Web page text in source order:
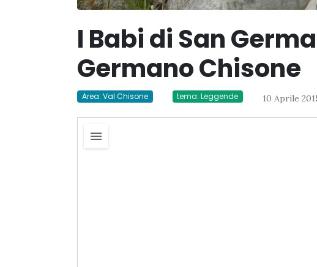
I Babi di San
Germano Chisone
Area: Val Chisone tema: Leggende 10 Aprile